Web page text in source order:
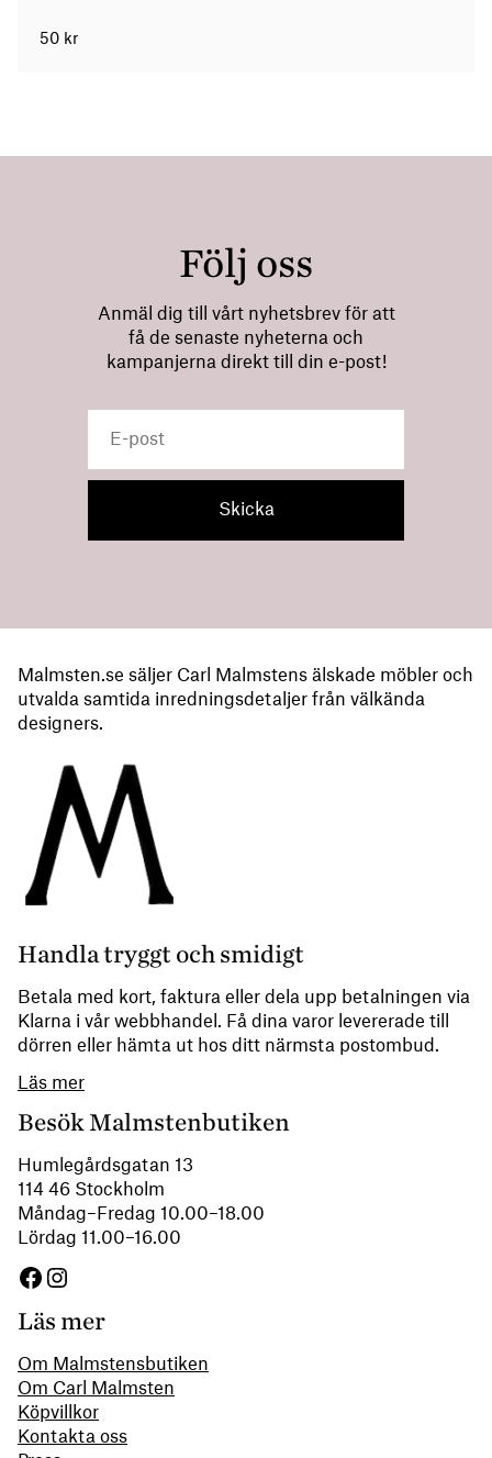
50 kr
Följ oss
Anmäl dig till vårt nyhetsbrev för att
få de senaste nyheterna och
kampanjerna direkt till din e-post!
Malmsten.se säljer Carl Malmstens älskade möbler och
utvalda samtida inredningsdetaljer från välkända
designers.
Handla tryggt och smidigt
Betala med kort, faktura eller dela upp betalningen via
Klarna i vår webbhandel. Få dina varor levererade till
dörren eller hämta ut hos ditt närmsta postombud.
Läs mer
Besök Malmstenbutiken
Humlegårdsgatan 13
114 46 Stockholm
Måndag–Fredag 10.00–18.00
Lördag 11.00–16.00
Facebook
Instagram
Läs mer
Om Malmstensbutiken
Om Carl Malmsten
Köpvillkor
Kontakta oss